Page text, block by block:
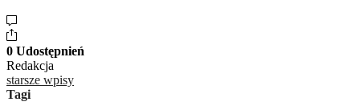
0 Udostępnień
Redakcja
starsze wpisy
Tagi